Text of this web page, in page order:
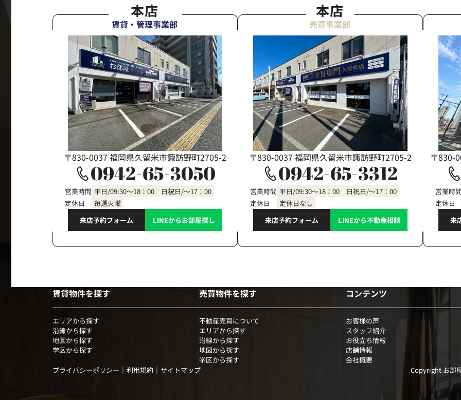
本店
賃貸・管理事業部
〒830-0037 福岡県久留米市諏訪野町2705-2
0942-65-3050
営業時間 平日/09:30～18：00 日祝日/～17：00
定休日
毎週火曜
来店予約フォーム
LINEからお部屋探し
本店
売買事業部
〒830-0037 福岡県久留米市諏訪野町2705-2
0942-65-3312
営業時間 平日/09:30～18：00 日祝日/～17：00
定休日
定休日なし
来店予約フォーム
LINEから不動産相談
〒830-
営業時
定休日
来
賃貸物件を探す
エリアから探す
沿線から探す
地図から探す
学区から探す
売買物件を探す
不動産売買について
エリアから探す
沿線から探す
地図から探す
学区から探す
コンテンツ
お客様の声
スタッフ紹介
お役立ち情報
店舗情報
会社概要
プライバシーポリシー ｜ 利用規約 ｜ サイトマップ Copyright お部